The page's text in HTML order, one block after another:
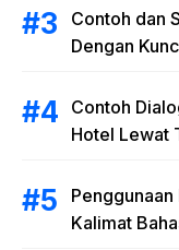
Contoh dan
Dengan
Contoh
Hotel Lewat
Kalimat